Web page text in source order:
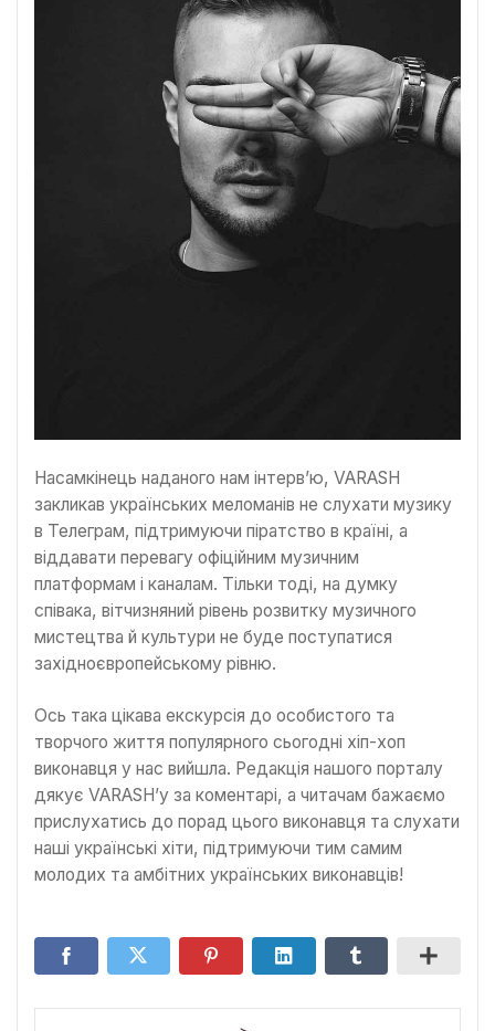
Насамкінець наданого нам інтервʼю, VARASH
закликав українських меломанів не слухати музику
в Телеграм, підтримуючи піратство в країні, а
віддавати перевагу офіційним музичним
платформам і каналам. Тільки тоді, на думку
співака, вітчизняний рівень розвитку музичного
мистецтва й культури не буде поступатися
західноєвропейському рівню.
Ось така цікава екскурсія до особистого та
творчого життя популярного сьогодні хіп-хоп
виконавця у нас вийшла. Редакція нашого порталу
дякує VARASH’у за коментарі, а читачам бажаємо
прислухатись до порад цього виконавця та слухати
наші українські хіти, підтримуючи тим самим
молодих та амбітних українських виконавців!